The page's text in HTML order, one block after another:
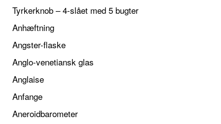
Tyrkerknob – 4-slået med 5 bugter
Anhæftning
Angster-flaske
Anglo-venetiansk glas
Anglaise
Anfange
Aneroidbarometer